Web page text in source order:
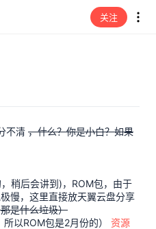
关注
不清 ，什么？你是小白？如果
稍后会讲到)，ROM包，由于
慢，这里直接放天翼云盘分享
是什么垃圾）
所以ROM包是2月份的） 资源